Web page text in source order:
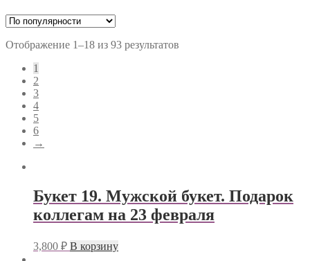
Отображение 1–18 из 93 результатов
1
2
3
4
5
6
→
Букет 19. Мужской букет. Подарок
коллегам на 23 февраля
3,800 ₽ В корзину